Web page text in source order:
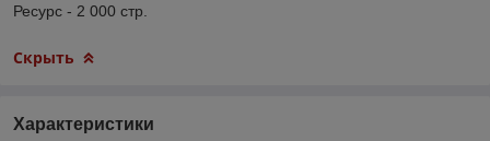
Ресурс - 2 000 стр.
Скрыть
Характеристики